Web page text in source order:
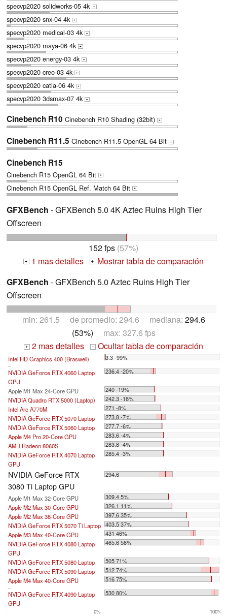
specvp2020 solidworks-05 4k +
specvp2020 snx-04 4k +
specvp2020 medical-03 4k +
specvp2020 maya-06 4k +
specvp2020 energy-03 4k +
specvp2020 creo-03 4k +
specvp2020 catia-06 4k +
specvp2020 3dsmax-07 4k +
Cinebench R10 Cinebench R10 Shading (32bit) +
Cinebench R11.5 Cinebench R11.5 OpenGL 64 Bit +
Cinebench R15
Cinebench R15 OpenGL 64 Bit +
Cinebench R15 OpenGL Ref. Match 64 Bit +
GFXBench - GFXBench 5.0 4K Aztec Ruins High Tier
Offscreen
152 fps (57%)
+ 1 mas detalles +
Mostrar tabla de comparación
GFXBench - GFXBench 5.0 Aztec Ruins High Tier
Offscreen
min: 261.5 de promedio: 294.6 mediana: 294.6
(53%) max: 327.6 fps
+ 2 mas detalles - Ocultar tabla de comparación
Intel HD Graphics 400 (Braswell) 3.3 -99%
...
NVIDIA GeForce RTX 4060 Laptop
GPU
236.4 -20%
Apple M1 Max 24-Core GPU
240 -19%
NVIDIA Quadro RTX 5000 (Laptop)
242.3 -18%
Intel Arc A770M
271 -8%
NVIDIA GeForce RTX 5070 Laptop
273.8 -7%
NVIDIA GeForce RTX 5060 Laptop
277.7 -6%
Apple M4 Pro 20-Core GPU
283.6 -4%
AMD Radeon 8060S
283.8 -4%
NVIDIA GeForce RTX 4070 Laptop
GPU
285.4 -3%
NVIDIA GeForce RTX
3080 Ti Laptop GPU
294.6
Apple M1 Max 32-Core GPU
309.4 5%
Apple M2 Max 30-Core GPU
326.1 11%
Apple M2 Max 38-Core GPU
397.6 35%
NVIDIA GeForce RTX 5070 Ti Laptop 403.5 37%
Apple M3 Max 40-Core GPU
431 46%
NVIDIA GeForce RTX 4080 Laptop
GPU
465.6 58%
NVIDIA GeForce RTX 5080 Laptop
505 71%
NVIDIA GeForce RTX 5090 Laptop
512 74%
Apple M4 Max 40-Core GPU
516 75%
...
NVIDIA GeForce RTX 4090 Laptop
GPU
530 80%
0% 100%